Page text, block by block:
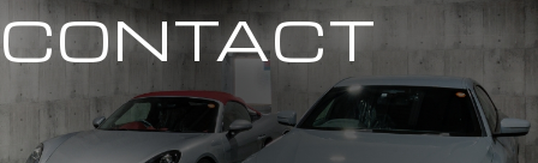
CONTACT